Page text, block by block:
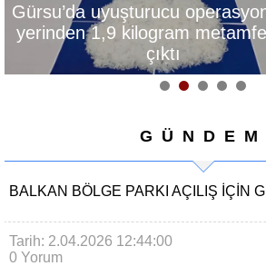
operasyonu... İş
metamfetamin
GÜNDEM
BALKAN BÖLGE PARKI AÇILIŞ IÇIN
Tarih: 2.04.2026 12:44:00
0 Yorum